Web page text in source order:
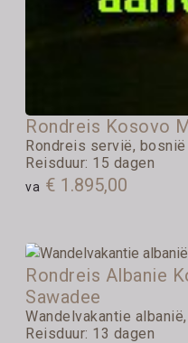
Rondreis Kosovo
Rondreis servië,
Reisduur: 15 dagen
va € 1.895,00
Rondreis Albanie
Sawadee
Wandelvakantie
Reisduur: 13 dagen